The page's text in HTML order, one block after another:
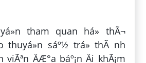
tham quan há» thÃ¬
thuyá»n sáº½ trá» thÃ nh
viÃªn ÄÆ°a báº¡n Äi khÃ¡m